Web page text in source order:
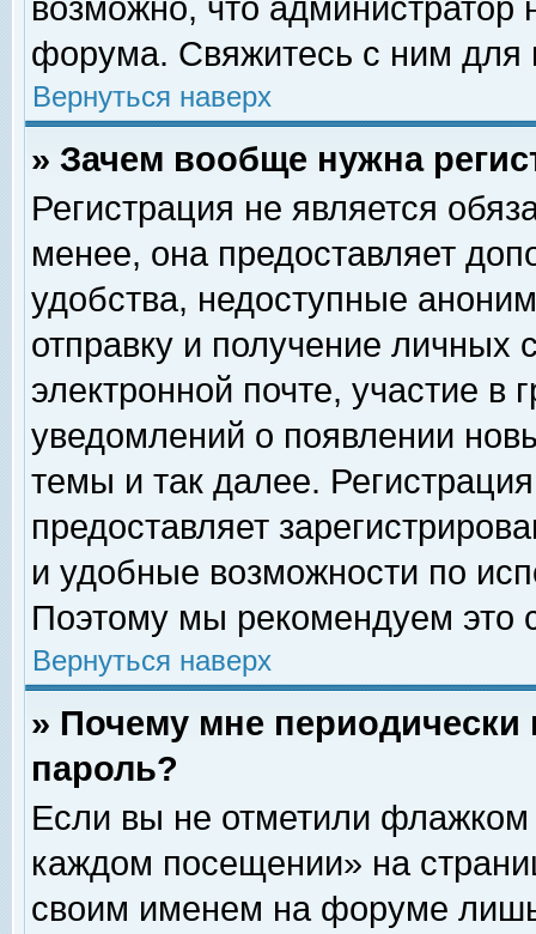
возможно, что
форума. Свяжитесь с ним для
Вернуться наверх
» Зачем вообще нужна
Регистрация не является
менее, она предоставляет
удобства, недоступные
отправку и получение личных
электронной почте, участие в
уведомлений о появлении
темы и так далее.
предоставляет
и удобные возможности по
Поэтому мы рекомендуем это
Вернуться наверх
» Почему мне
пароль?
Если вы не отметили флажком
каждом посещении» на
своим именем на форуме